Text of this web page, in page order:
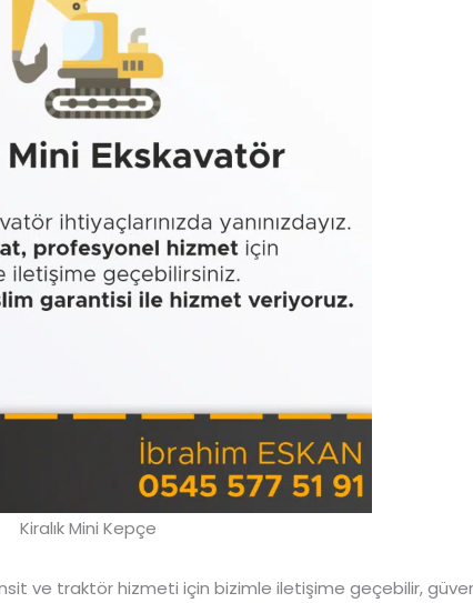
Kiralık Mini Kepçe
ve traktör hizmeti için bizimle iletişime geçebilir,